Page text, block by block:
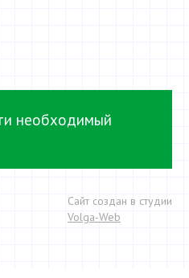
необходимый
Сайт создан в студии
Volga-Web